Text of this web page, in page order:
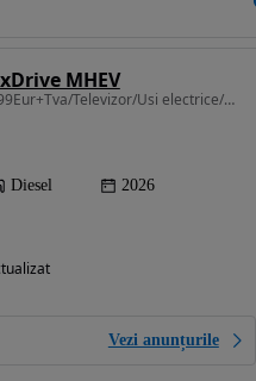
MHEV
2993 cm3 • 300 CP • 99.999Eur+Tva/Televizor/Usi electrice/Fotoliu spate/Sky/Masaj/Full
Diesel 2026
Vezi anunțurile